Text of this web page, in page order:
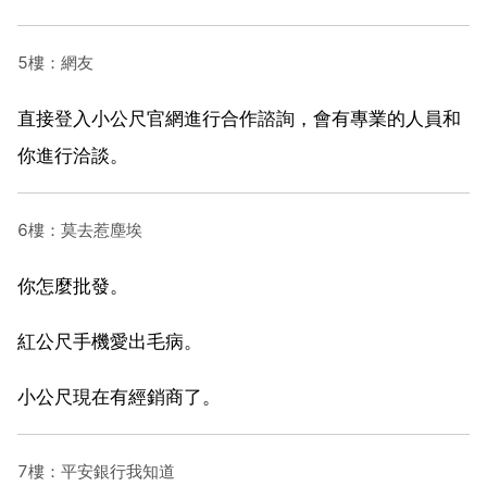
5樓：網友
直接登入小公尺官網進行合作諮詢，會有專業的人員和
你進行洽談。
6樓：莫去惹塵埃
你怎麼批發。
紅公尺手機愛出毛病。
小公尺現在有經銷商了。
7樓：平安銀行我知道